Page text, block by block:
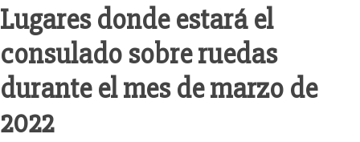
Lugares donde estará el
consulado sobre ruedas
durante el mes de marzo de
2022